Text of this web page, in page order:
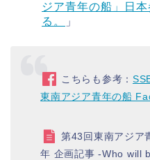
ジア青年の船」日
る。
」
こちらも参考：
東南アジア青年の船
第43回東南アジア
年 企画記事 -Who will